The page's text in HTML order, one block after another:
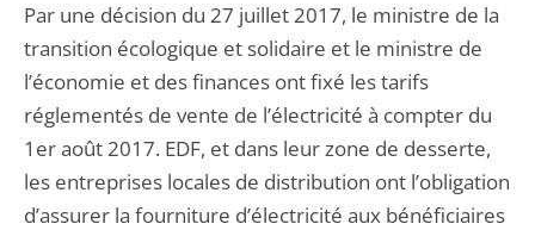
Par une décision du 27 juillet 2017, le ministre de la
transition écologique et solidaire et le ministre de
l’économie et des finances ont fixé les tarifs
réglementés de vente de l’électricité à compter du
1er août 2017. EDF, et dans leur zone de desserte,
les entreprises locales de distribution ont l’obligation
d’assurer la fourniture d’électricité aux bénéficiaires